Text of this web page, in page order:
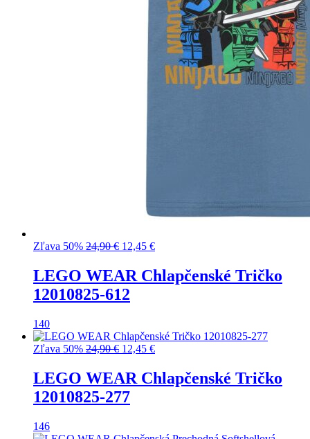
Zľava 50% 24,90€ Pôvodná
bola:
24,90 €.
12,45 €Aktuálna
je:
12,45 €.
LEGO WEAR Chlapčenské Tričko
12010825-612
140
Zľava 50% 24,90€ Pôvodná
bola:
24,90 €.
12,45 €Aktuálna
je:
12,45 €.
LEGO WEAR Chlapčenské Tričko
12010825-277
146